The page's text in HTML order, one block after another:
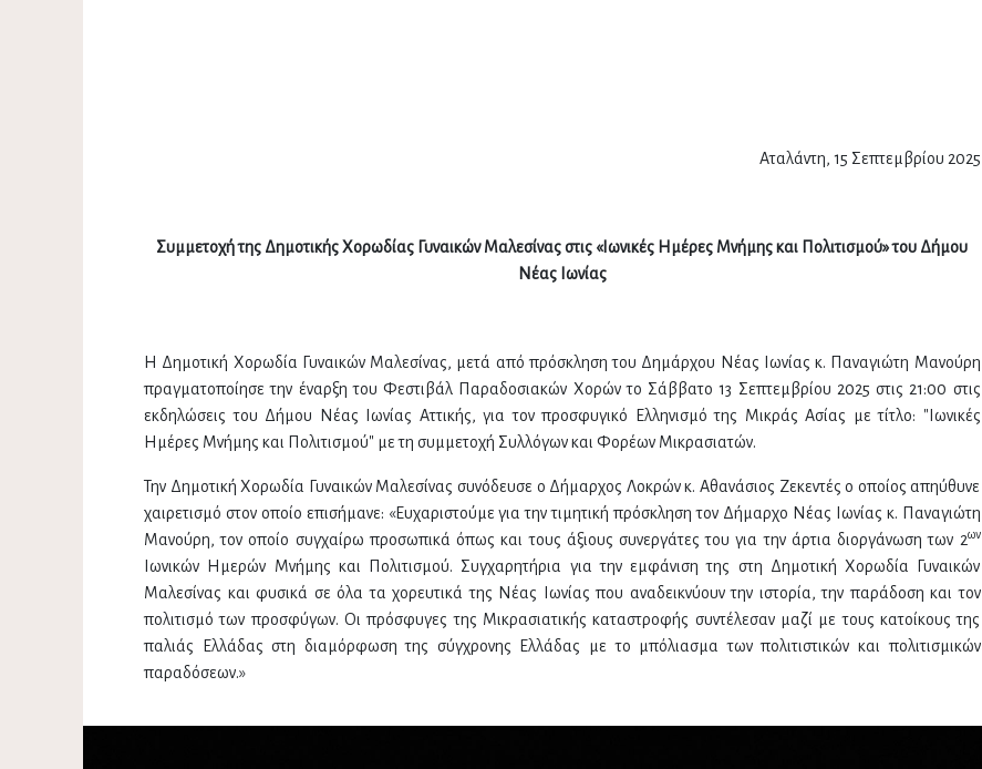
Αταλάντη, 15 Σεπτεμβρίου 2025
Συμμετοχή της Δημοτικής Χορωδίας Γυναικών Μαλεσίνας στις «Ιωνικές Ημέρες Μνήμης και Πολιτισμού» του Δήμου
Νέας Ιωνίας
Η Δημοτική Χορωδία Γυναικών Μαλεσίνας, μετά από πρόσκληση του Δημάρχου Νέας Ιωνίας κ. Παναγιώτη Μανούρη
πραγματοποίησε την έναρξη του Φεστιβάλ Παραδοσιακών Χορών το Σάββατο 13 Σεπτεμβρίου 2025 στις 21:00 στις
εκδηλώσεις του Δήμου Νέας Ιωνίας Αττικής, για τον προσφυγικό Ελληνισμό της Μικράς Ασίας με τίτλο: "Ιωνικές
Ημέρες Μνήμης και Πολιτισμού" με τη συμμετοχή Συλλόγων και Φορέων Μικρασιατών.
Την Δημοτική Χορωδία Γυναικών Μαλεσίνας συνόδευσε ο Δήμαρχος Λοκρών κ. Αθανάσιος Ζεκεντές ο οποίος απηύθυνε
χαιρετισμό στον οποίο επισήμανε: «Ευχαριστούμε για την τιμητική πρόσκληση τον Δήμαρχο Νέας Ιωνίας κ. Παναγιώτη
Μανούρη, τον οποίο συγχαίρω προσωπικά όπως και τους άξιους συνεργάτες του για την άρτια διοργάνωση των 2ων
Ιωνικών Ημερών Μνήμης και Πολιτισμού. Συγχαρητήρια για την εμφάνιση της στη Δημοτική Χορωδία Γυναικών
Μαλεσίνας και φυσικά σε όλα τα χορευτικά της Νέας Ιωνίας που αναδεικνύουν την ιστορία, την παράδοση και τον
πολιτισμό των προσφύγων. Οι πρόσφυγες της Μικρασιατικής καταστροφής συντέλεσαν μαζί με τους κατοίκους της
παλιάς Ελλάδας στη διαμόρφωση της σύγχρονης Ελλάδας με το μπόλιασμα των πολιτιστικών και πολιτισμικών
παραδόσεων.»